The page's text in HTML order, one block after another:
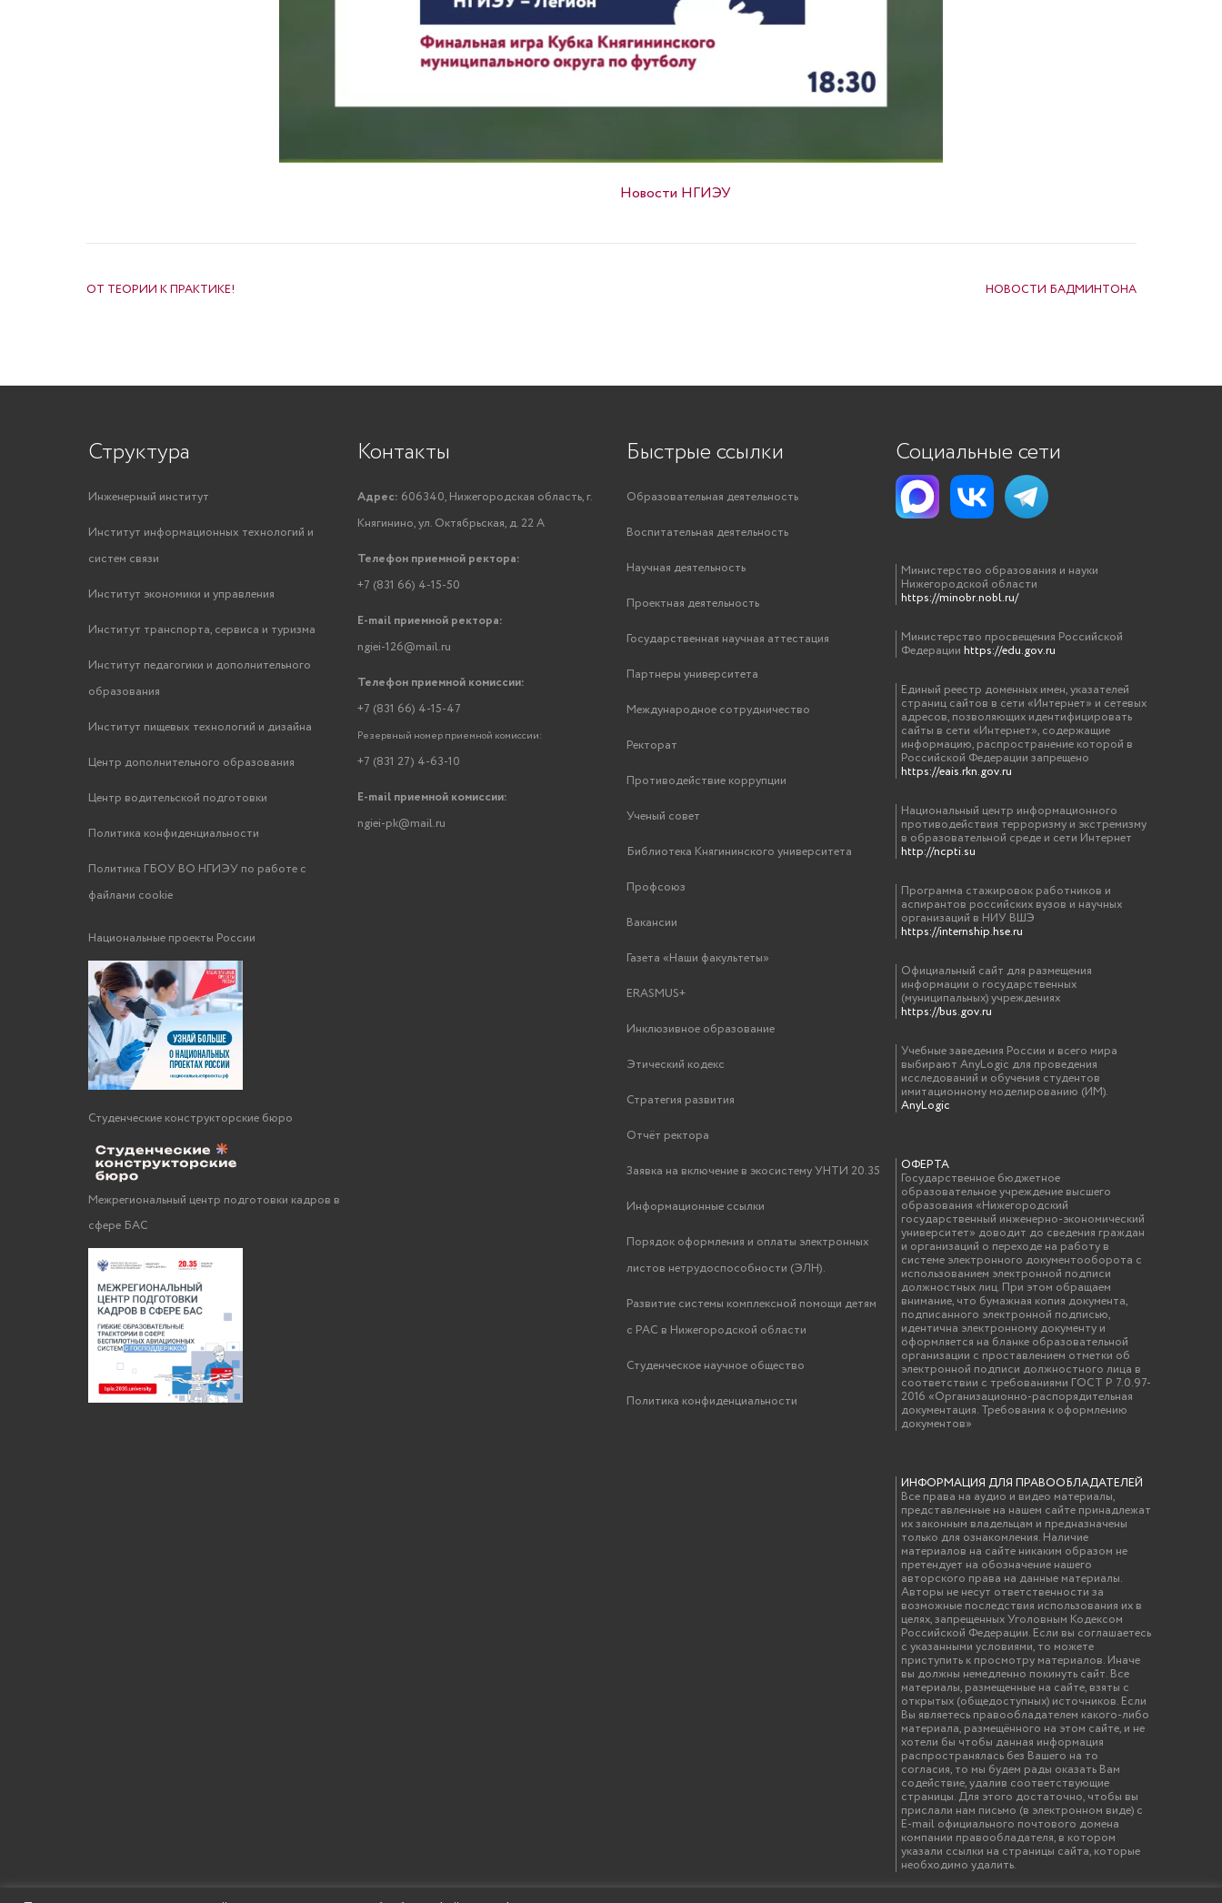
Новости НГИЭУ
ОТ ТЕОРИИ К ПРАКТИКЕ! НОВОСТИ БАДМИНТОНА
Структура
Инженерный институт
Институт информационных технологий и
систем связи
Институт экономики и управления
Институт транспорта, сервиса и туризма
Институт педагогики и дополнительного
образования
Институт пищевых технологий и дизайна
Центр дополнительного образования
Центр водительской подготовки
Политика конфиденциальности
Политика ГБОУ ВО НГИЭУ по работе с
файлами cookie
Национальные проекты России
Студенческие конструкторские бюро
Межрегиональный центр подготовки кадров в
сфере БАС
Контакты
Адрес: 606340, Нижегородская область, г.
Княгинино, ул. Октябрьская, д. 22 А
Телефон приемной ректора:
+7 (831 66) 4-15-50
E-mail приемной ректора:
ngiei-126@mail.ru
Телефон приемной комиссии:
+7 (831 66) 4-15-47
Резервный номер приемной комиссии:
+7 (831 27) 4-63-10
E-mail приемной комиссии:
ngiei-pk@mail.ru
Быстрые ссылки
Образовательная деятельность
Воспитательная деятельность
Научная деятельность
Проектная деятельность
Государственная научная аттестация
Партнеры университета
Международное сотрудничество
Ректорат
Противодействие коррупции
Ученый совет
Библиотека Княгининского университета
Профсоюз
Вакансии
Газета «Наши факультеты»
ERASMUS+
Инклюзивное образование
Этический кодекс
Стратегия развития
Отчёт ректора
Заявка на включение в экосистему УНТИ 20.35
Информационные ссылки
Порядок оформления и оплаты электронных
листов нетрудоспособности (ЭЛН).
Развитие системы комплексной помощи детям
с РАС в Нижегородской области
Студенческое научное общество
Политика конфиденциальности
Социальные сети
Министерство образования и науки
Нижегородской области
https://minobr.nobl.ru/
Министерство просвещения Российской
Федерации https://edu.gov.ru
Единый реестр доменных имен, указателей
страниц сайтов в сети «Интернет» и сетевых
адресов, позволяющих идентифицировать
сайты в сети «Интернет», содержащие
информацию, распространение которой в
Российской Федерации запрещено
https://eais.rkn.gov.ru
Национальный центр информационного
противодействия терроризму и экстремизму
в образовательной среде и сети Интернет
http://ncpti.su
Программа стажировок работников и
аспирантов российских вузов и научных
организаций в НИУ ВШЭ
https://internship.hse.ru
Официальный сайт для размещения
информации о государственных
(муниципальных) учреждениях
https://bus.gov.ru
Учебные заведения России и всего мира
выбирают AnyLogic для проведения
исследований и обучения студентов
имитационному моделированию (ИМ).
AnyLogic
ОФЕРТА
Государственное бюджетное
образовательное учреждение высшего
образования «Нижегородский
государственный инженерно-экономический
университет» доводит до сведения граждан
и организаций о переходе на работу в
системе электронного документооборота с
использованием электронной подписи
должностных лиц. При этом обращаем
внимание, что бумажная копия документа,
подписанного электронной подписью,
идентична электронному документу и
оформляется на бланке образовательной
организации с проставлением отметки об
электронной подписи должностного лица в
соответствии с требованиями ГОСТ Р 7.0.97-
2016 «Организационно-распорядительная
документация. Требования к оформлению
документов»
ИНФОРМАЦИЯ ДЛЯ ПРАВООБЛАДАТЕЛЕЙ
Все права на аудио и видео материалы,
представленные на нашем сайте принадлежат
их законным владельцам и предназначены
только для ознакомления. Наличие
материалов на сайте никаким образом не
претендует на обозначение нашего
авторского права на данные материалы.
Авторы не несут ответственности за
возможные последствия использования их в
целях, запрещенных Уголовным Кодексом
Российской Федерации. Если вы соглашаетесь
с указанными условиями, то можете
приступить к просмотру материалов. Иначе
вы должны немедленно покинуть сайт. Все
материалы, размещенные на сайте, взяты с
открытых (общедоступных) источников. Если
Вы являетесь правообладателем какого-либо
материала, размещённого на этом сайте, и не
хотели бы чтобы данная информация
распространялась без Вашего на то
согласия, то мы будем рады оказать Вам
содействие, удалив соответствующие
страницы. Для этого достаточно, чтобы вы
прислали нам письмо (в электронном виде) с
E-mail официального почтового домена
компании правообладателя, в котором
указали ссылки на страницы сайта, которые
необходимо удалить.